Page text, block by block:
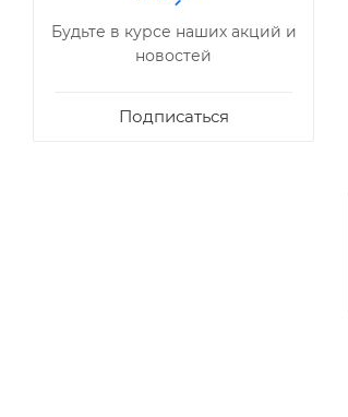
Будьте в курсе наших акций и
новостей
Подписаться